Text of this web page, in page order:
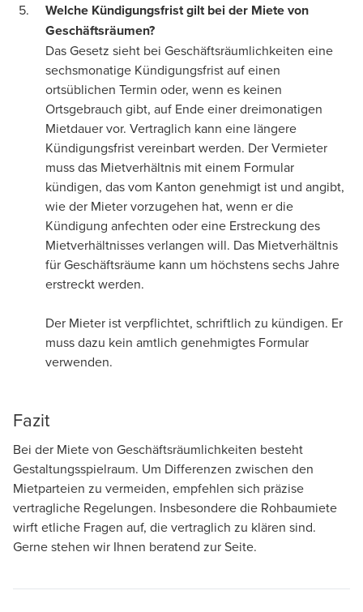
Welche Kündigungsfrist gilt bei der Miete von
Geschäftsräumen?
Das Gesetz sieht bei Geschäftsräumlichkeiten eine
sechsmonatige Kündigungsfrist auf einen
ortsüblichen Termin oder, wenn es keinen
Ortsgebrauch gibt, auf Ende einer dreimonatigen
Mietdauer vor. Vertraglich kann eine längere
Kündigungsfrist vereinbart werden. Der Vermieter
muss das Mietverhältnis mit einem Formular
kündigen, das vom Kanton genehmigt ist und angibt,
wie der Mieter vorzugehen hat, wenn er die
Kündigung anfechten oder eine Erstreckung des
Mietverhältnisses verlangen will. Das Mietverhältnis
für Geschäftsräume kann um höchstens sechs Jahre
erstreckt werden.
Der Mieter ist verpflichtet, schriftlich zu kündigen. Er
muss dazu kein amtlich genehmigtes Formular
verwenden.
Fazit
Bei der Miete von Geschäftsräumlichkeiten besteht
Gestaltungsspielraum. Um Differenzen zwischen den
Mietparteien zu vermeiden, empfehlen sich präzise
vertragliche Regelungen. Insbesondere die Rohbaumiete
wirft etliche Fragen auf, die vertraglich zu klären sind.
Gerne stehen wir Ihnen beratend zur Seite.